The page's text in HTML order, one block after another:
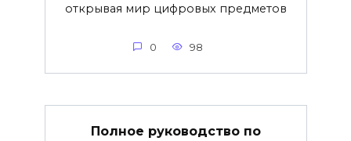
открывая мир цифровых предметов
0 98
Полное руководство по